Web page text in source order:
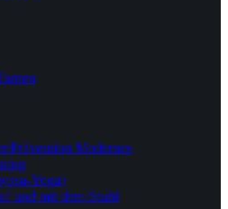
Prävention Modernes
Yoga)
und mit dem Stuhl